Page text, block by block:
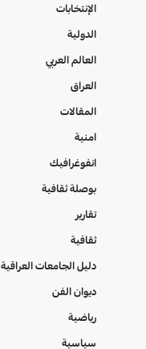
الإنتخابات
الدولية
العالم العربي
العراق
المقالات
امنية
انفوغرافيك
بوصلة ثقافية
تقارير
ثقافية
دليل الجامعات العراقية
ديوان الفن
رياضية
سياسية